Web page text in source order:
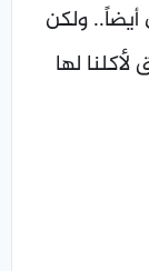
ولكن
لها